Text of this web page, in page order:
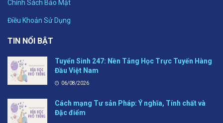
Chính Sách Bảo Mật
Điều Khoản Sử Dụng
TIN NỔI BẬT
Tuyển Sinh 247: Nền Tảng Học Trực Tuyến Hàng
Đầu Việt Nam
06/08/2026
Cách mạng Tư sản Pháp: Ý nghĩa, Tính chất và
Đặc điểm